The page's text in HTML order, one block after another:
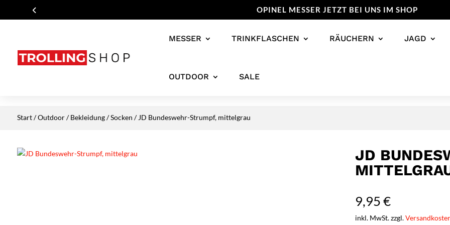
OPINEL MESSER JETZT BEI UNS IM SHOP
MESSER TRINKFLASCHEN RÄUCHERN JAGD
OUTDOOR SALE
Start/Outdoor/Bekleidung/Socken / JD Bundeswehr-Strumpf, mittelgrau
JD
9,95€
inkl. MwSt. zzgl.